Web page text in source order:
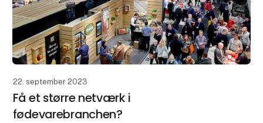
22. september 2023
Få et større netværk i
fødevarebranchen?